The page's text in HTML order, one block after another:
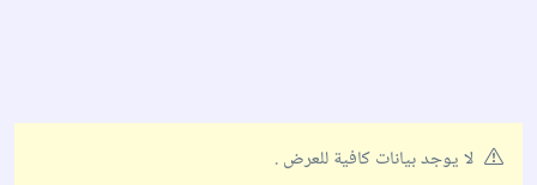
لا يوجد بيانات كافية للعرض .